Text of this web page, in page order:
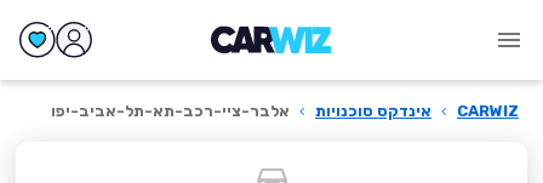
CARWIZ
› אינדקס סוכנויות › אלבר-ציי-רכב-תא-תל-אביב-יפו